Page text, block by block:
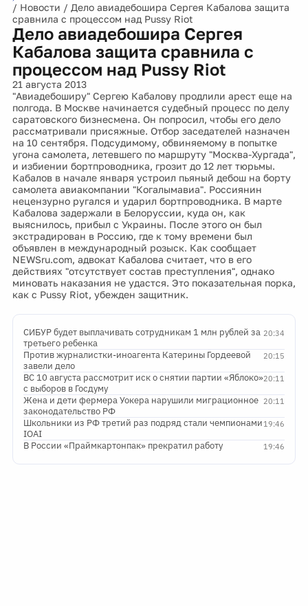
/ Новости / Дело авиадебошира Сергея Кабалова защита
сравнила с процессом над Pussy Riot
Дело авиадебошира Сергея
Кабалова защита сравнила с
процессом над Pussy Riot
21 августа 2013
"Авиадебоширу" Сергею Кабалову продлили арест еще на
полгода. В Москве начинается судебный процесс по делу
саратовского бизнесмена. Он попросил, чтобы его дело
рассматривали присяжные. Отбор заседателей назначен
на 10 сентября. Подсудимому, обвиняемому в попытке
угона самолета, летевшего по маршруту "Москва-Хургада",
и избиении бортпроводника, грозит до 12 лет тюрьмы.
Кабалов в начале января устроил пьяный дебош на борту
самолета авиакомпании "Когалымавиа". Россиянин
нецензурно ругался и ударил бортпроводника. В марте
Кабалова задержали в Белоруссии, куда он, как
выяснилось, прибыл с Украины. После этого он был
экстрадирован в Россию, где к тому времени был
объявлен в международный розыск. Как сообщает
NEWSru.com, адвокат Кабалова считает, что в его
действиях "отсутствует состав преступления", однако
миновать наказания не удастся. Это показательная порка,
как с Pussy Riot, убежден защитник.
20:34
СИБУР будет выплачивать сотрудникам 1 млн рублей за
третьего ребенка
20:15
Против журналистки-иноагента Катерины Гордеевой
завели дело
20:11
ВС 10 августа рассмотрит иск о снятии партии «Яблоко»
с выборов в Госдуму
20:11
Жена и дети фермера Уокера нарушили миграционное
законодательство РФ
19:46
Школьники из РФ третий раз подряд стали чемпионами
IOAI
19:46
В России «Праймкартонпак» прекратил работу